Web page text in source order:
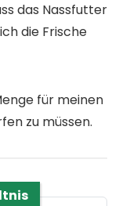
das Nassfutter
die Frische
für meinen
zu müssen.